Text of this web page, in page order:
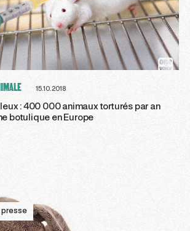
15.10.2018
: 400 000 animaux torturés par an
botulique en Europe
presse